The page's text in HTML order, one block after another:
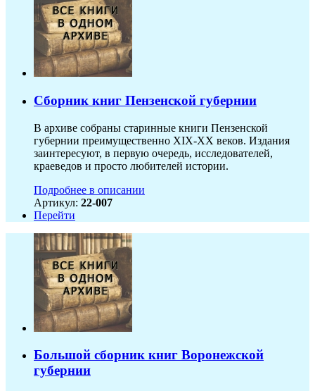
Сборник книг Пензенской губернии
В архиве собраны старинные книги Пензенской
губернии преимущественно XIX-ХХ веков. Издания
заинтересуют, в первую очередь, исследователей,
краеведов и просто любителей истории.
Подробнее в описании
Артикул: 22-007
Перейти
Большой сборник книг Воронежской
губернии